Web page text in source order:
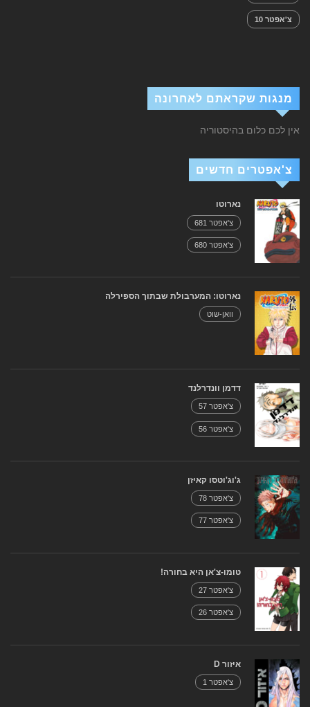
צ'אפטר 10
מנגות שקראתם לאחרונה
אין לכם כלום בהיסטוריה
צ'אפטרים חדשים
נארוטו
צ'אפטר 681
צ'אפטר 680
נארוטו: המערבולת שבתוך הספירלה
וואן-שוט
דדמן וונדרלנד
צ'אפטר 57
צ'אפטר 56
ג'וג'וטסו קאיזן
צ'אפטר 78
צ'אפטר 77
טומו-צ'אן היא בחורה!
צ'אפטר 27
צ'אפטר 26
איזור D
צ'אפטר 1